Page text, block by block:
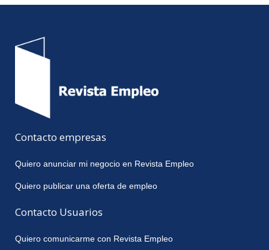
Contacto empresas
Quiero anunciar mi negocio en Revista Empleo
Quiero publicar una oferta de empleo
Contacto Usuarios
Quiero comunicarme con Revista Empleo